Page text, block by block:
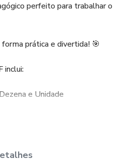
perfeito para trabalhar o
prática e divertida! 🎯
inclui:
e Unidade